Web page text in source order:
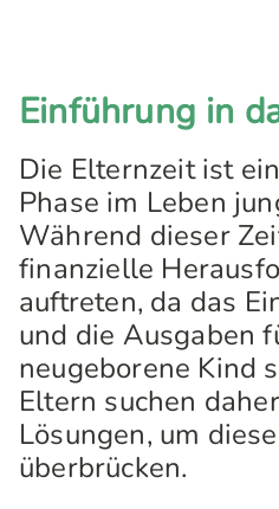
Einführung in
Die Elternzeit ist
Phase im Leben
Während dieser
finanzielle
auftreten, da das
und die Ausgaben
neugeborene Kind
Eltern suchen
Lösungen, um
überbrücken.